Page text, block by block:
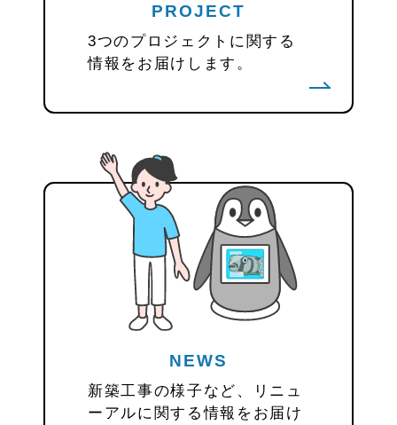
PROJECT
3つのプロジェクトに関する
情報をお届けします。
NEWS
新築工事の様子など、リニュ
ーアルに関する情報をお届け